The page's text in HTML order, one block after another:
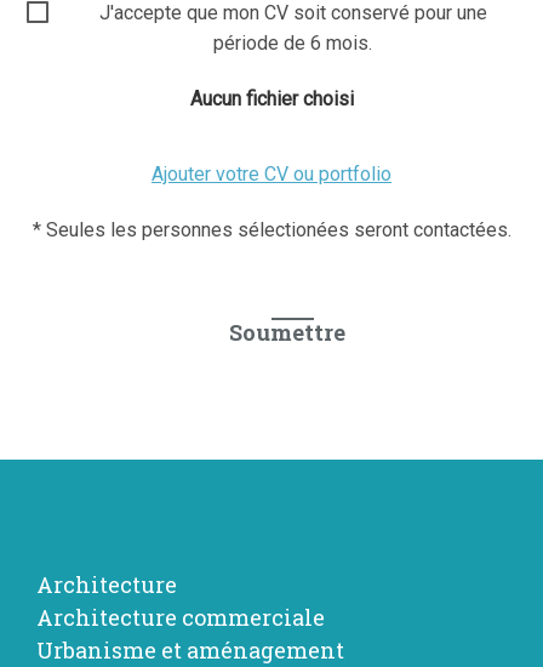
J'accepte que mon CV soit conservé pour une
période de 6 mois.
Aucun fichier choisi
Ajouter votre CV ou portfolio
* Seules les personnes sélectionées seront contactées.
Architecture
Architecture commerciale
Urbanisme et aménagement